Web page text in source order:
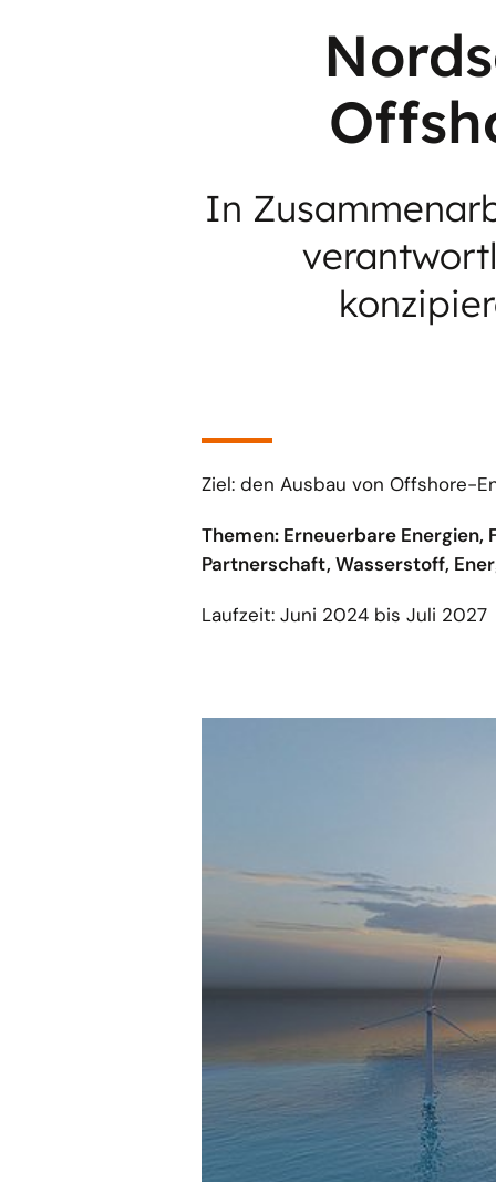
In
Ziel: den Ausbau von Offshore-
Themen: Erneuerbare
Partnerschaft, Wasserstoff,
Laufzeit: Juni 2024 bis Juli 2027